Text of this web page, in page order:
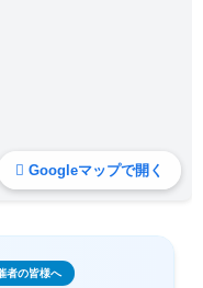
Googleマップで開く
者の皆様へ